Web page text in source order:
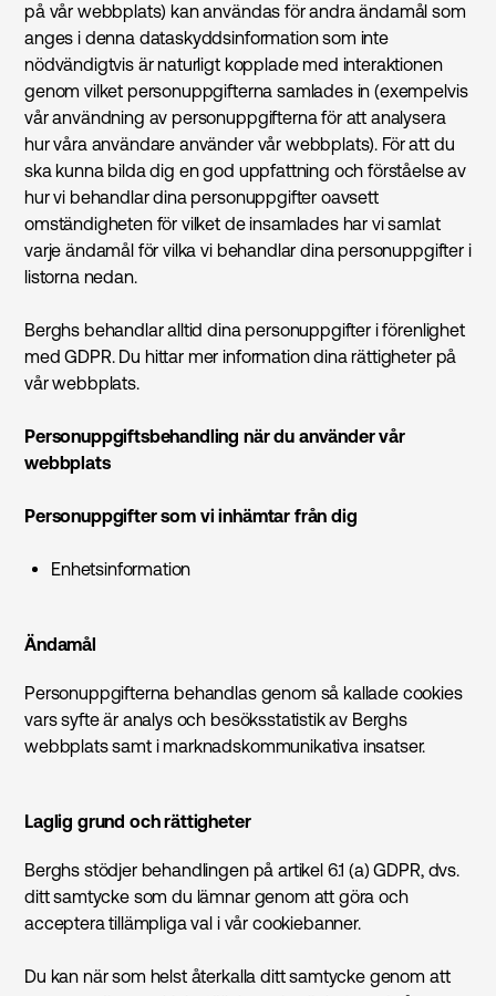
på vår webbplats) kan användas för andra ändamål som
anges i denna dataskyddsinformation som inte
nödvändigtvis är naturligt kopplade med interaktionen
genom vilket personuppgifterna samlades in (exempelvis
vår användning av personuppgifterna för att analysera
hur våra användare använder vår webbplats). För att du
ska kunna bilda dig en god uppfattning och förståelse av
hur vi behandlar dina personuppgifter oavsett
omständigheten för vilket de insamlades har vi samlat
varje ändamål för vilka vi behandlar dina personuppgifter i
listorna nedan.
Berghs behandlar alltid dina personuppgifter i förenlighet
med GDPR. Du hittar mer information dina rättigheter på
vår webbplats.
Personuppgiftsbehandling när du använder vår
webbplats
Personuppgifter som vi inhämtar från dig
Enhetsinformation
Ändamål
Personuppgifterna behandlas genom så kallade cookies
vars syfte är analys och besöksstatistik av Berghs
webbplats samt i marknadskommunikativa insatser.
Laglig grund och rättigheter
Berghs stödjer behandlingen på artikel 6.1 (a) GDPR, dvs.
ditt samtycke som du lämnar genom att göra och
acceptera tillämpliga val i vår cookiebanner.
Du kan när som helst återkalla ditt samtycke genom att